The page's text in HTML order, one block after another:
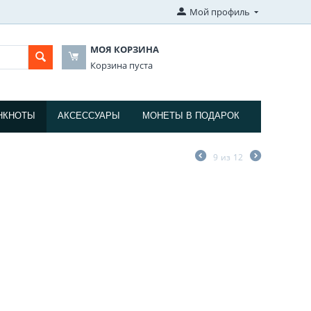
Мой профиль
МОЯ КОРЗИНА
Корзина пуста
АКСЕССУАРЫ МОНЕТЫ В ПОДАРОК
9 из 12